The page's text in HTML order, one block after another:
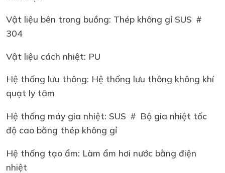
Vật liệu bên trong buồng: Thép không gỉ SUS ＃
304
Vật liệu cách nhiệt: PU
Hệ thống lưu thông: Hệ thống lưu thông không khí
quạt ly tâm
Hệ thống máy gia nhiệt: SUS ＃ Bộ gia nhiệt tốc
độ cao bằng thép không gỉ
Hệ thống tạo ẩm: Làm ẩm hơi nước bằng điện
nhiệt